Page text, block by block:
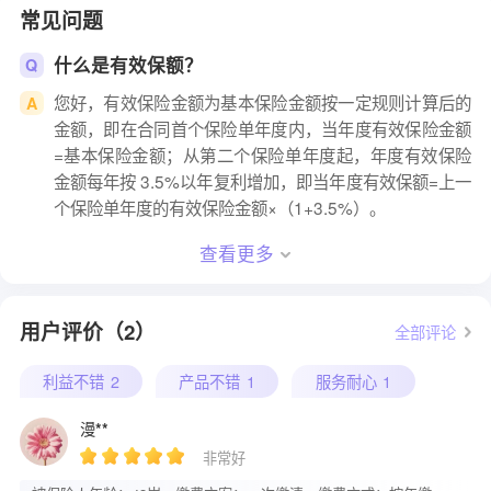
常见问题
Q 什么是有效保额？
A
您好，有效保险金额为基本保险金额按一定规则计算后的
金额，即在合同首个保险单年度内，当年度有效保险金额
=基本保险金额；从第二个保险单年度起，年度有效保险
金额每年按 3.5%以年复利增加，即当年度有效保额=上一
个保险单年度的有效保险金额×（1+3.5%）。
查看更多
用户评价（2） 全部评论
利益不错 2 产品不错 1 服务耐心 1
漫**
非常好